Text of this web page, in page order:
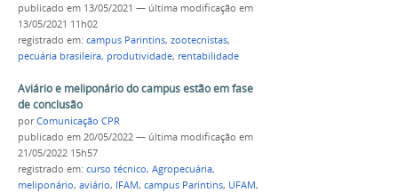
publicado em 13/05/2021 — última modificação em
13/05/2021 11h02
registrado em: campus Parintins, zootecnistas,
pecuária brasileira, produtividade, rentabilidade
Aviário e meliponário do campus estão em fase
de conclusão
porComunicação CPR
publicado em 20/05/2022 — última modificação em
21/05/2022 15h57
registrado em: curso técnico, Agropecuária,
meliponário, aviário, IFAM, campus Parintins, UFAM,